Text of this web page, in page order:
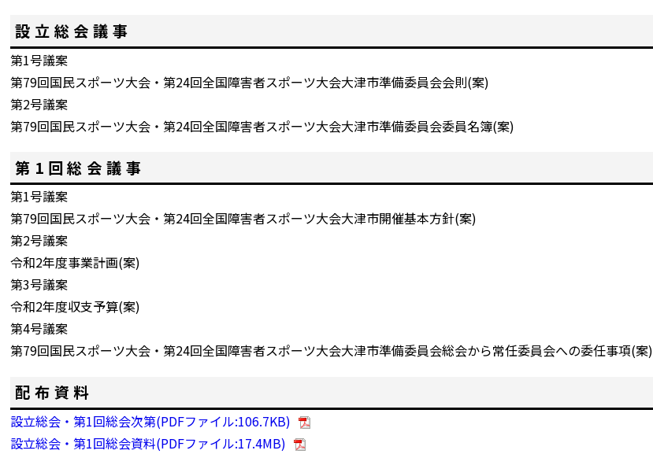
設立総会議事
第1号議案
第79回国民スポーツ大会・第24回全国障害者スポーツ大会大津市準備委員会会則(案)
第2号議案
第79回国民スポーツ大会・第24回全国障害者スポーツ大会大津市準備委員会委員名簿(案)
第1回総会議事
第1号議案
第79回国民スポーツ大会・第24回全国障害者スポーツ大会大津市開催基本方針(案)
第2号議案
令和2年度事業計画(案)
第3号議案
令和2年度収支予算(案)
第4号議案
第79回国民スポーツ大会・第24回全国障害者スポーツ大会大津市準備委員会総会から常任委員会への委任事項(案)
配布資料
設立総会・第1回総会次第(PDFファイル:106.7KB)
設立総会・第1回総会資料(PDFファイル:17.4MB)